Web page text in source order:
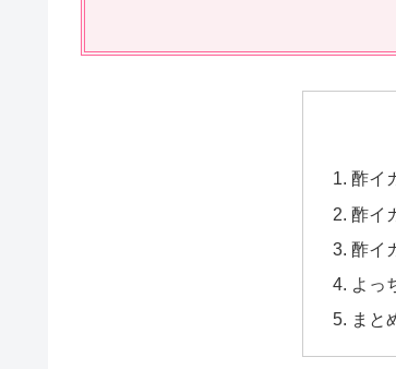
酢イ
酢イ
酢イ
よっ
まと